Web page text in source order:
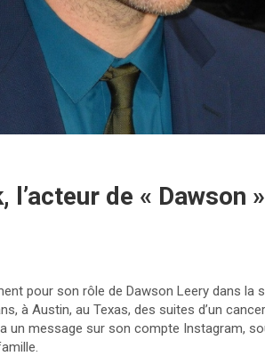
l’acteur de « Dawson
pour son rôle de Dawson Leery dans la
à Austin, au Texas, des suites d’un
un message sur son compte Instagram,